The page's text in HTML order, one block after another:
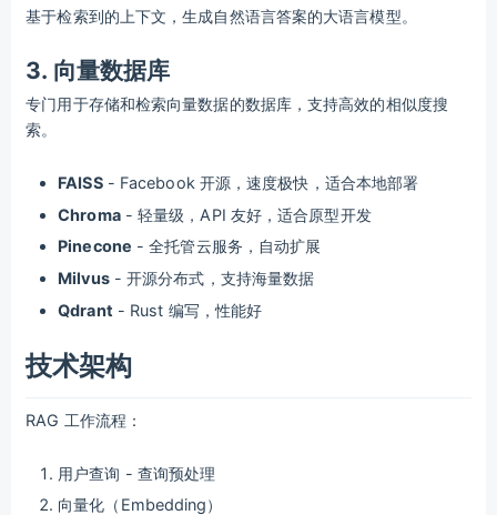
基于检索到的上下文，生成自然语言答案的大语言模型。
3. 向量数据库
专门用于存储和检索向量数据的数据库，支持高效的相似度搜
索。
FAISS- Facebook 开源，速度极快，适合本地部署
Chroma- 轻量级，API 友好，适合原型开发
Pinecone - 全托管云服务，自动扩展
Milvus- 开源分布式，支持海量数据
Qdrant - Rust 编写，性能好
技术架构
RAG 工作流程：
用户查询 - 查询预处理
向量化（Embedding）